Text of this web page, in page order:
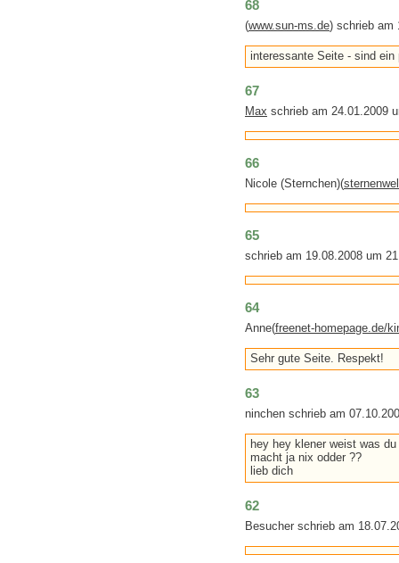
68
(www.sun-ms.de) schrieb am
interessante Seite - sind ein
67
Max schrieb am 24.01.2009
66
Nicole (Sternchen)(
65
schrieb am 19.08.2008 um
64
Anne(freenet-homepage.de/
Sehr gute Seite. Respekt!
63
ninchen schrieb am
hey hey klener weist was
macht ja nix odder ??
lieb dich
62
Besucher schrieb am